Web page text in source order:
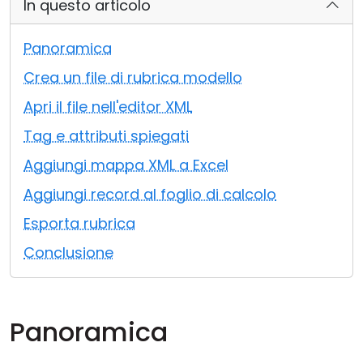
In questo articolo
Panoramica
Crea un file di rubrica modello
Apri il file nell'editor XML
Tag e attributi spiegati
Aggiungi mappa XML a Excel
Aggiungi record al foglio di calcolo
Esporta rubrica
Conclusione
Panoramica
Cloud e On-Premise